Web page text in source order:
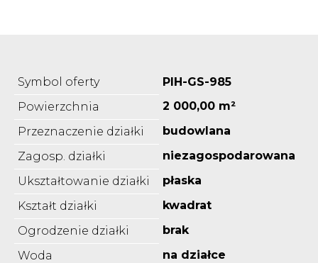
Symbol oferty
PIH-GS-985
Powierzchnia
2 000,00 m²
Przeznaczenie działki
budowlana
Zagosp. działki
niezagospodarowana
Ukształtowanie działki
płaska
Kształt działki
kwadrat
Ogrodzenie działki
brak
Woda
na działce